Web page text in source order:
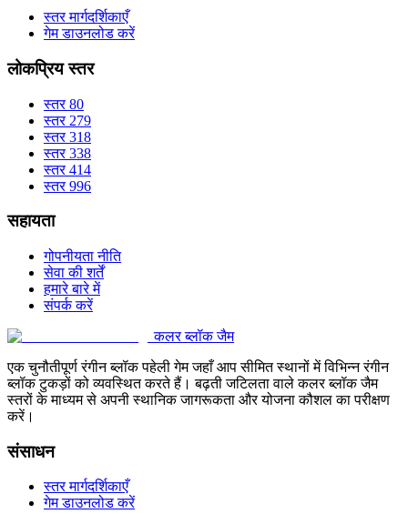
स्तर मार्गदर्शिकाएँ
गेम डाउनलोड करें
लोकप्रिय स्तर
स्तर 80
स्तर 279
स्तर 318
स्तर 338
स्तर 414
स्तर 996
सहायता
गोपनीयता नीति
सेवा की शर्तें
हमारे बारे में
संपर्क करें
कलर ब्लॉक जैम
एक चुनौतीपूर्ण रंगीन ब्लॉक पहेली गेम जहाँ आप सीमित स्थानों में विभिन्न रंगीन
ब्लॉक टुकड़ों को व्यवस्थित करते हैं। बढ़ती जटिलता वाले कलर ब्लॉक जैम
स्तरों के माध्यम से अपनी स्थानिक जागरूकता और योजना कौशल का परीक्षण
करें।
संसाधन
स्तर मार्गदर्शिकाएँ
गेम डाउनलोड करें